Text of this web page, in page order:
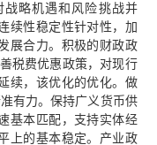
略机遇和风险挑战并
续性稳定性针对性，加
展合力。积极的财政政
税费优惠政策，对现行
续，该优化的优化。做
有力。保持广义货币供
基本匹配，支持实体经
上的基本稳定。产业政